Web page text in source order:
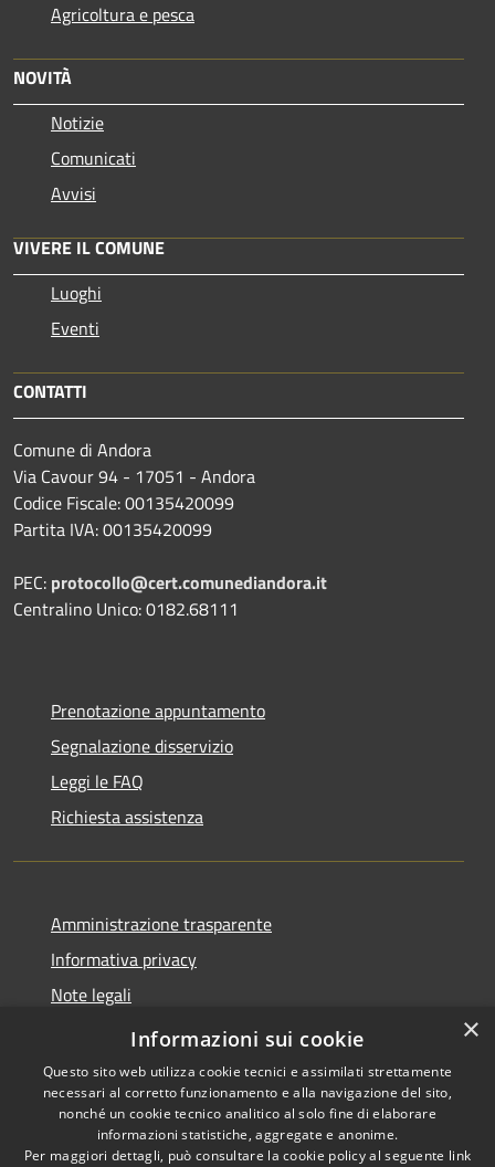
Agricoltura e pesca
NOVITÀ
Notizie
Comunicati
Avvisi
VIVERE IL COMUNE
Luoghi
Eventi
CONTATTI
Comune di Andora
Via Cavour 94 - 17051 - Andora
Codice Fiscale: 00135420099
Partita IVA: 00135420099
PEC: protocollo@cert.comunediandora.it
Centralino Unico: 0182.68111
Prenotazione appuntamento
Segnalazione disservizio
Leggi le FAQ
Richiesta assistenza
Amministrazione trasparente
Informativa privacy
Note legali
Dichiarazione di accessibilità
Copyright © 2026 • Comune di
×
Informazioni sui cookie
Questo sito web utilizza cookie tecnici e assimilati strettamente
necessari al corretto funzionamento e alla navigazione del sito,
nonché un cookie tecnico analitico al solo fine di elaborare
informazioni statistiche, aggregate e anonime.
Per maggiori dettagli, può consultare la cookie policy al seguente link